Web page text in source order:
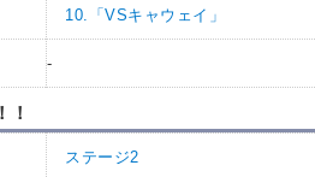
10.「VSキャウェイ」
-
！
ステージ2